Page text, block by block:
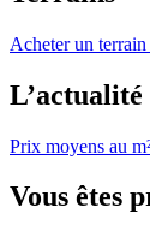
Acheter un terrain
Prix moyens au
Vous êtes